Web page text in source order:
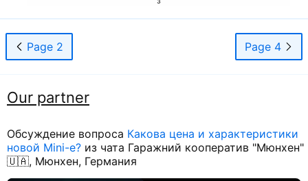
Page 2 Page 4
Our partner
Обсуждение вопроса Какова цена и характеристики
новой Mini-e? из чата Гаражний кооператив "Мюнхен"
🇺🇦, Мюнхен, Германия